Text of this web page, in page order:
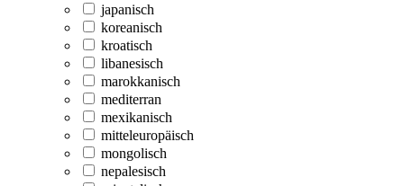
japanisch
koreanisch
kroatisch
libanesisch
marokkanisch
mediterran
mexikanisch
mitteleuropäisch
mongolisch
nepalesisch